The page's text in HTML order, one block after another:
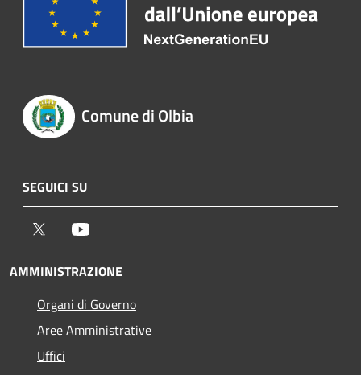
Comune di Olbia
SEGUICI SU
Twitter
AMMINISTRAZIONE
Organi di Governo
Aree Amministrative
Uffici